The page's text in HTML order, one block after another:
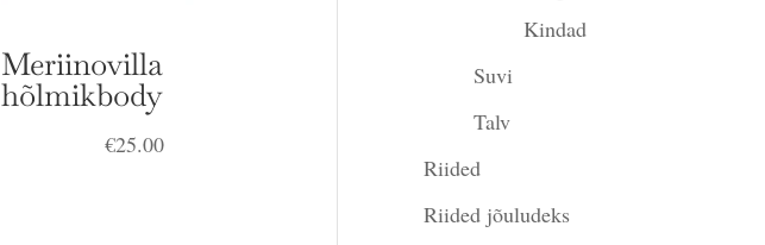
Meriinovilla
hõlmikbody
€25.00
Kindad
Suvi
Talv
Riided
Riided jõuludeks